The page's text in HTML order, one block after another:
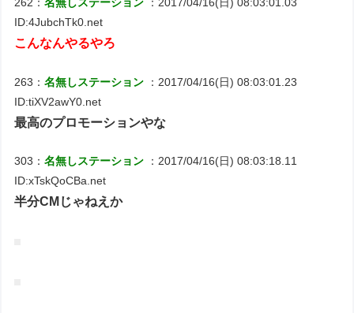
262：名無しステーション
：2017/04/16(日) 08:03:01.03
ID:4JubchTk0.net
こんなんやるやろ
263：名無しステーション
：2017/04/16(日) 08:03:01.23
ID:tiXV2awY0.net
最高のプロモーションやな
303：名無しステーション
：2017/04/16(日) 08:03:18.11
ID:xTskQoCBa.net
半分CMじゃねえか